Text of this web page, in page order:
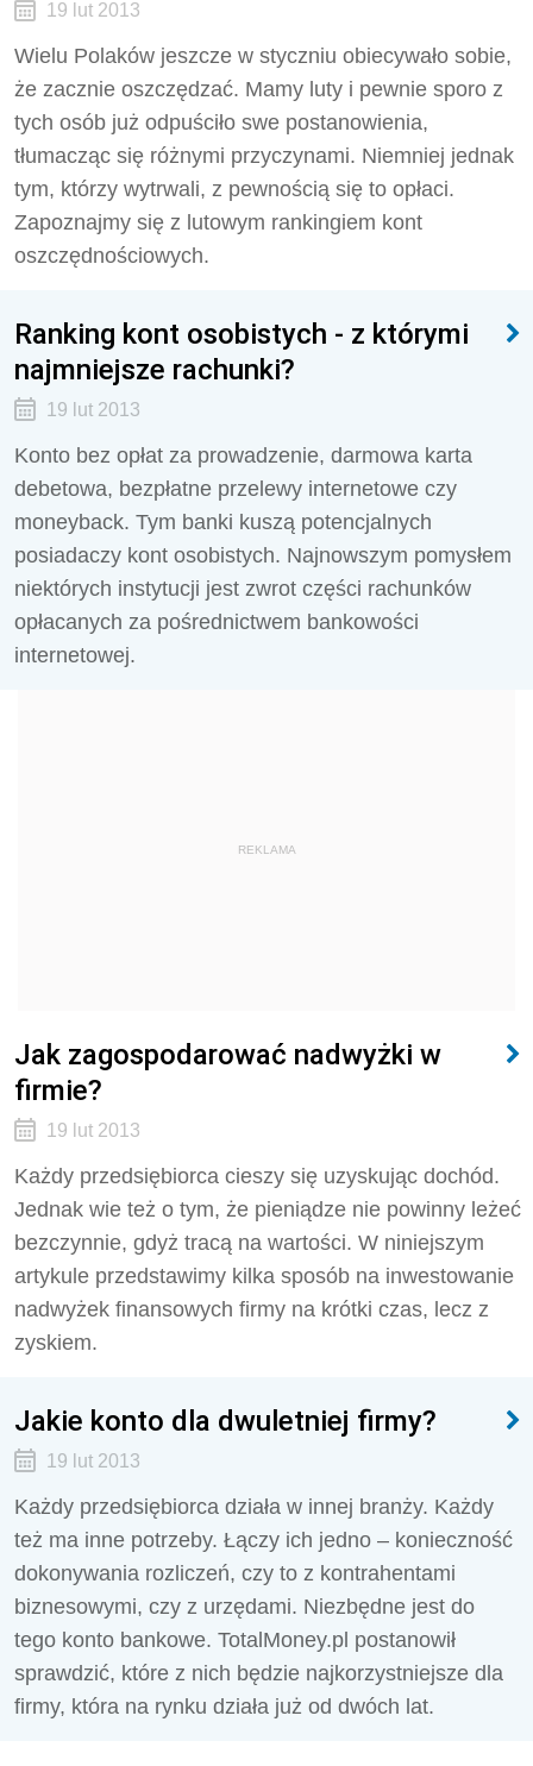
19 lut 2013
Wielu Polaków jeszcze w styczniu obiecywało sobie,
że zacznie oszczędzać. Mamy luty i pewnie sporo z
tych osób już odpuściło swe postanowienia,
tłumacząc się różnymi przyczynami. Niemniej jednak
tym, którzy wytrwali, z pewnością się to opłaci.
Zapoznajmy się z lutowym rankingiem kont
oszczędnościowych.
Ranking kont osobistych - z którymi
najmniejsze rachunki?
19 lut 2013
Konto bez opłat za prowadzenie, darmowa karta
debetowa, bezpłatne przelewy internetowe czy
moneyback. Tym banki kuszą potencjalnych
posiadaczy kont osobistych. Najnowszym pomysłem
niektórych instytucji jest zwrot części rachunków
opłacanych za pośrednictwem bankowości
internetowej.
REKLAMA
Jak zagospodarować nadwyżki w
firmie?
19 lut 2013
Każdy przedsiębiorca cieszy się uzyskując dochód.
Jednak wie też o tym, że pieniądze nie powinny leżeć
bezczynnie, gdyż tracą na wartości. W niniejszym
artykule przedstawimy kilka sposób na inwestowanie
nadwyżek finansowych firmy na krótki czas, lecz z
zyskiem.
Jakie konto dla dwuletniej firmy?
19 lut 2013
Każdy przedsiębiorca działa w innej branży. Każdy
też ma inne potrzeby. Łączy ich jedno – konieczność
dokonywania rozliczeń, czy to z kontrahentami
biznesowymi, czy z urzędami. Niezbędne jest do
tego konto bankowe. TotalMoney.pl postanowił
sprawdzić, które z nich będzie najkorzystniejsze dla
firmy, która na rynku działa już od dwóch lat.